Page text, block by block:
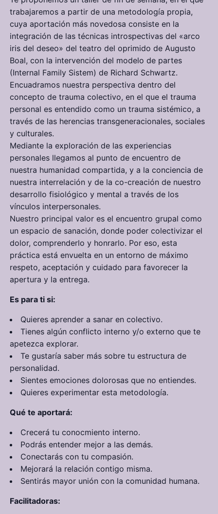
trabajaremos a partir de una metodología propia,
cuya aportación más novedosa consiste en la
integración de las técnicas introspectivas del «arco
iris del deseo» del teatro del oprimido de Augusto
Boal, con la intervención del modelo de partes
(Internal Family Sistem) de Richard Schwartz.
Encuadramos nuestra perspectiva dentro del
concepto de trauma colectivo, en el que el trauma
personal es entendido como un trauma sistémico, a
través de las herencias transgeneracionales, sociales
y culturales.
Mediante la exploración de las experiencias
personales llegamos al punto de encuentro de
nuestra humanidad compartida, y a la conciencia de
nuestra interrelación y de la co-creación de nuestro
desarrollo fisiológico y mental a través de los
vínculos interpersonales.
Nuestro principal valor es el encuentro grupal como
un espacio de sanación, donde poder colectivizar el
dolor, comprenderlo y honrarlo. Por eso, esta
práctica está envuelta en un entorno de máximo
respeto, aceptación y cuidado para favorecer la
apertura y la entrega.
Es para ti si:
Quieres aprender a sanar en colectivo.
Tienes algún conflicto interno y/o externo que te
apetezca explorar.
Te gustaría saber más sobre tu estructura de
personalidad.
Sientes emociones dolorosas que no entiendes.
Quieres experimentar esta metodología.
Qué te aportará:
Crecerá tu conocmiento interno.
Podrás entender mejor a las demás.
Conectarás con tu compasión.
Mejorará la relación contigo misma.
Sentirás mayor unión con la comunidad humana.
Facilitadoras: